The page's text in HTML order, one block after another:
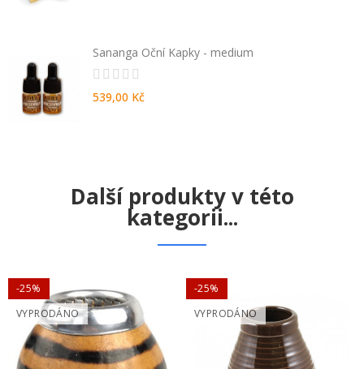
Sananga Oční Kapky - medium
539,00 Kč
Další produkty v této
kategorii...
-25%
VYPRODÁNO
-25%
VYPRODÁNO